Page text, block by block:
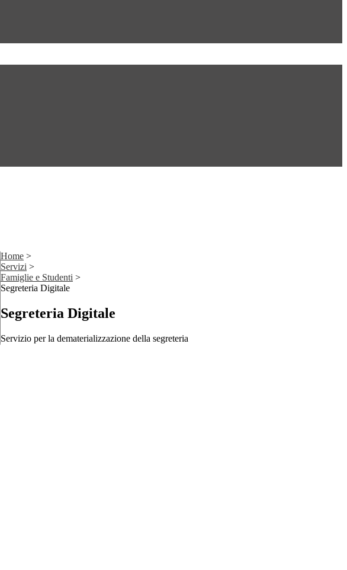
Home >
Servizi >
Famiglie e Studenti >
Segreteria Digitale
Segreteria Digitale
Servizio per la dematerializzazione della segreteria